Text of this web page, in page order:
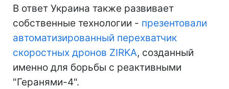
В ответ Украина также развивает
собственные технологии - презентовали
автоматизированный перехватчик
скоростных дронов ZIRKA, созданный
именно для борьбы с реактивными
"Геранями-4".